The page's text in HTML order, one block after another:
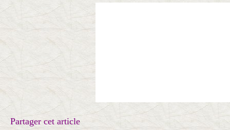
i
m
Partager cet article